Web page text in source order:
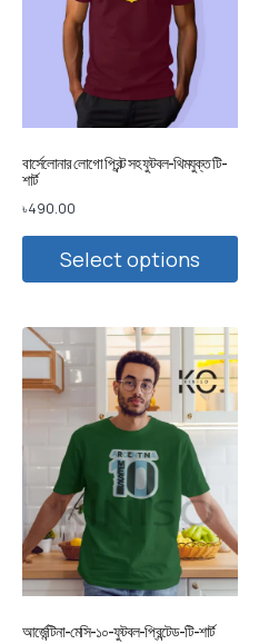
বার্সেলোনার লোগো প্রিন্ট সহ ফুটবল-থিমযুক্ত টি-
শার্ট
৳490.00
Select options
আর্জেন্টিনা-মেসি-১০-ফুটবল-প্রিন্টেড-টি-শার্ট